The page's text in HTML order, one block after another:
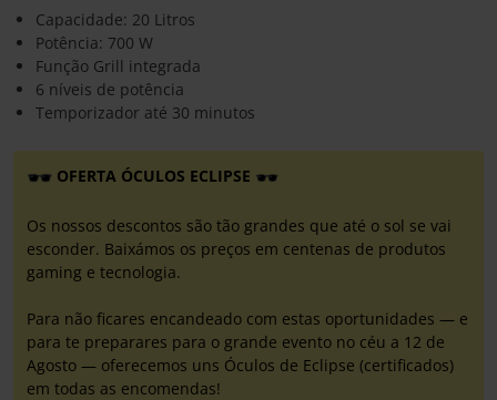
Capacidade: 20 Litros
Potência: 700 W
Função Grill integrada
6 níveis de potência
Temporizador até 30 minutos
OFERTA ÓCULOS ECLIPSE
Os nossos descontos são tão grandes que até o sol se vai
esconder. Baixámos os preços em centenas de produtos
gaming e tecnologia.
Para não ficares encandeado com estas oportunidades — e
para te preparares para o grande evento no céu a 12 de
Agosto — oferecemos uns Óculos de Eclipse (certificados)
em todas as encomendas!